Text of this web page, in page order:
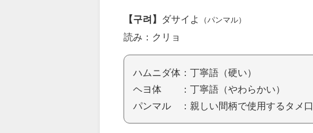
【구려】 ダサイよ （パンマル）
読み：クリョ
ハムニダ体：丁寧語（硬い）
ヘヨ体 ：丁寧語（やわらかい）
パンマル ：親しい間柄で使用するタメ口